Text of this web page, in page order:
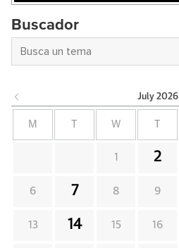
Buscador
July 2026
M W
1 2
6 7 8 9
13 14 15 16